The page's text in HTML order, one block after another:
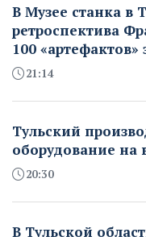
В Музее станка в
ретроспектива
100 «артефактов»
21:14
Тульский
оборудование на
20:30
В Тульской